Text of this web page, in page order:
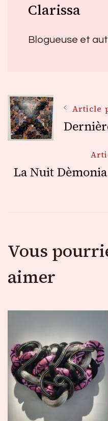
Clarissa
Blogueuse et
des
articles
Article
La Nuit
Vous
aimer